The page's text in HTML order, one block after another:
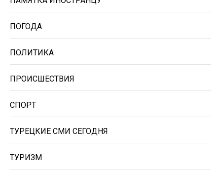
ПОГОДА
ПОЛИТИКА
ПРОИСШЕСТВИЯ
СПОРТ
ТУРЕЦКИЕ СМИ СЕГОДНЯ
ТУРИЗМ